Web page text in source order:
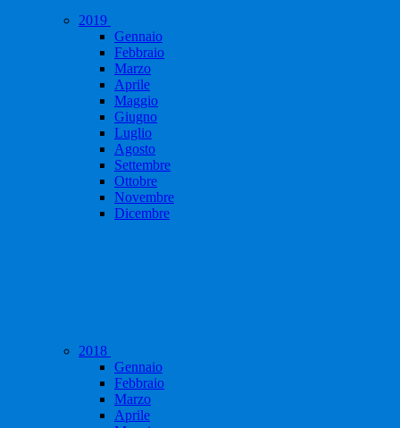
2019
Gennaio
Febbraio
Marzo
Aprile
Maggio
Giugno
Luglio
Agosto
Settembre
Ottobre
Novembre
Dicembre
2018
Gennaio
Febbraio
Marzo
Aprile